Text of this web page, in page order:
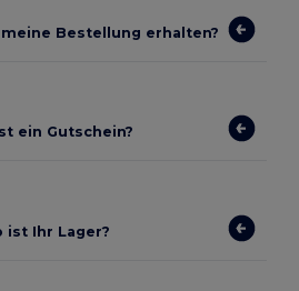
Bestellung erhalten?
ein Gutschein?
ist Ihr Lager?